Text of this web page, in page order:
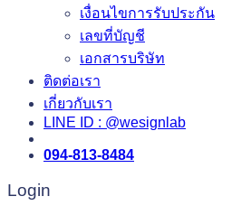
เงื่อนไขการรับประกัน
เลขที่บัญชี
เอกสารบริษัท
ติดต่อเรา
เกี่ยวกับเรา
LINE ID : @wesignlab
094-813-8484
Login